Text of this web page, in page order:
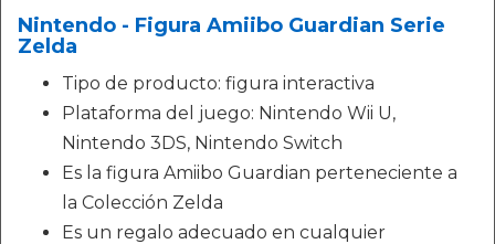
Nintendo - Figura Amiibo Guardian Serie
Zelda
Tipo de producto: figura interactiva
Plataforma del juego: Nintendo Wii U,
Nintendo 3DS, Nintendo Switch
Es la figura Amiibo Guardian perteneciente a
la Colección Zelda
Es un regalo adecuado en cualquier